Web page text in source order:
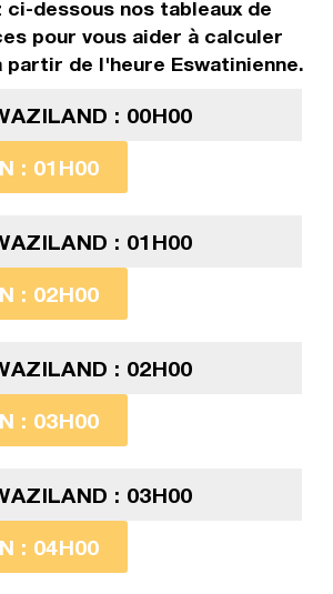
ci-dessous nos tableaux de
pour vous aider à calculer
partir de l'heure Eswatinienne.
: 00H00
: 01H00
: 01H00
: 02H00
: 02H00
: 03H00
: 03H00
: 04H00